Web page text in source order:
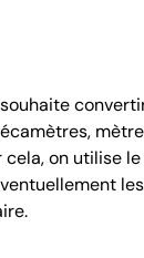
cela, on utilise